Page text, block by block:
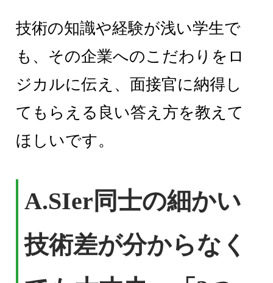
技術の知識や経験が浅い学生で
も、その企業へのこだわりをロ
ジカルに伝え、面接官に納得し
てもらえる良い答え方を教えて
ほしいです。
A.SIer同士の細かい
技術差が分からなく